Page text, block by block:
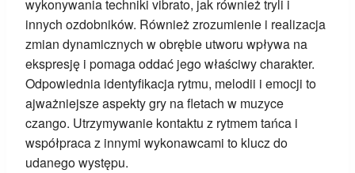
wykonywania techniki vibrato, jak również tryli i
innych ozdobników. Również zrozumienie i realizacja
zmian dynamicznych w obrębie utworu wpływa na
ekspresję i pomaga oddać jego właściwy charakter.
Odpowiednia identyfikacja rytmu, melodii i emocji to
ajważniejsze aspekty gry na fletach w muzyce
czango. Utrzymywanie kontaktu z rytmem tańca i
współpraca z innymi wykonawcami to klucz do
udanego występu.